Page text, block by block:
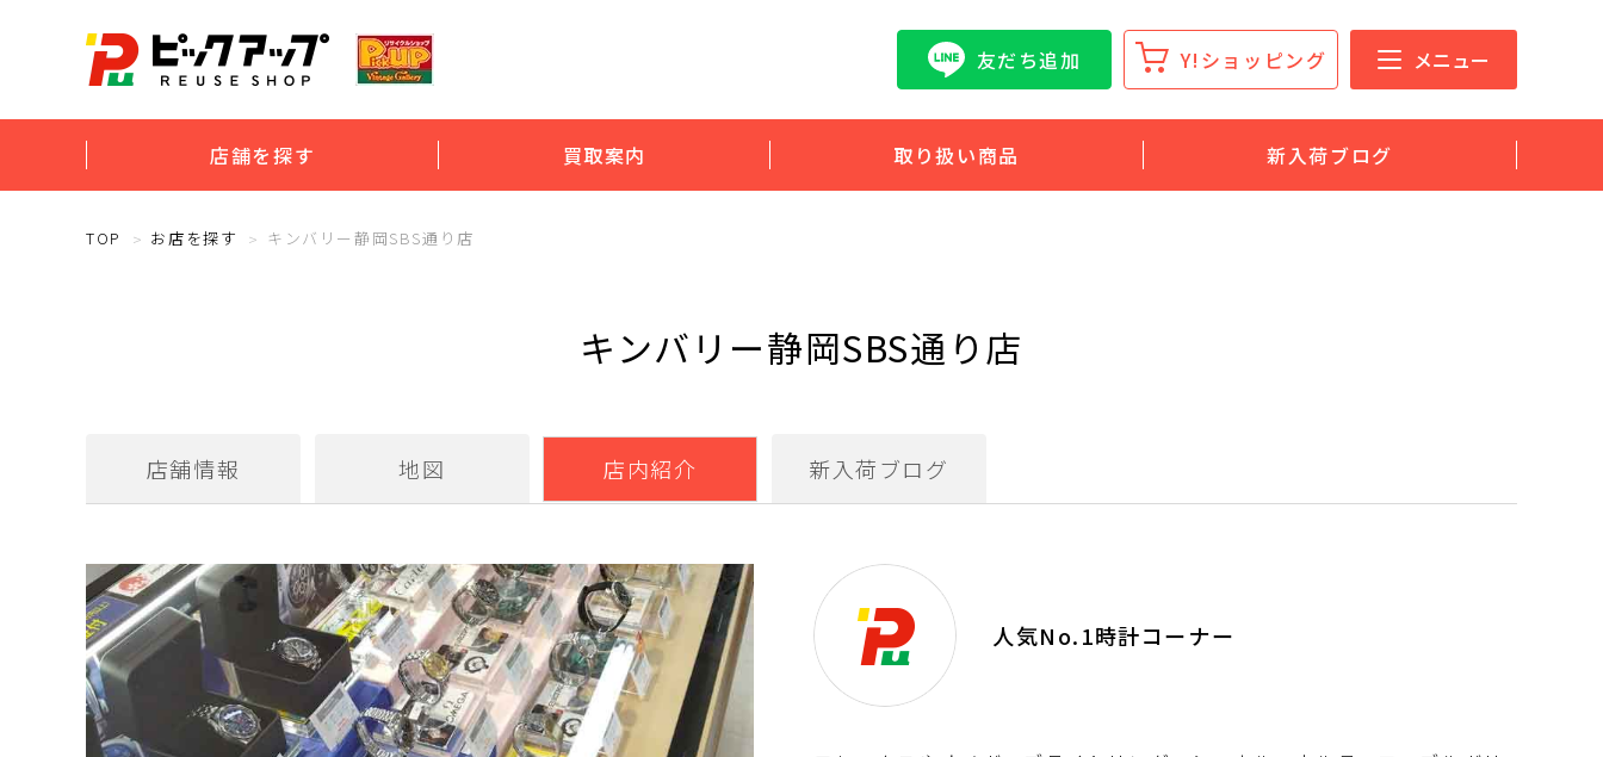
友だち追加 Y!ショッピング メニュー
店舗を探す 買取案内 取り扱い商品 新入荷ブログ
TOP お店を探す キンバリー静岡SBS通り店
キンバリー静岡SBS通り店
店舗情報 地図 店内紹介 新入荷ブログ
人気No.1時計コーナー